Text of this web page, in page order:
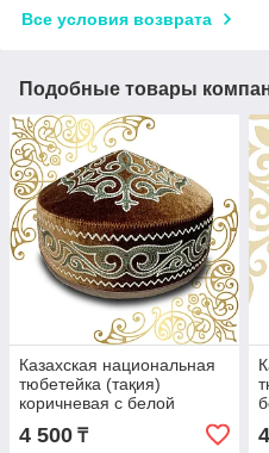
Все условия возврата
Подобные товары
Казахская национальная
тюбетейка (тақия)
коричневая с белой
орнаментом
4 500 ₸